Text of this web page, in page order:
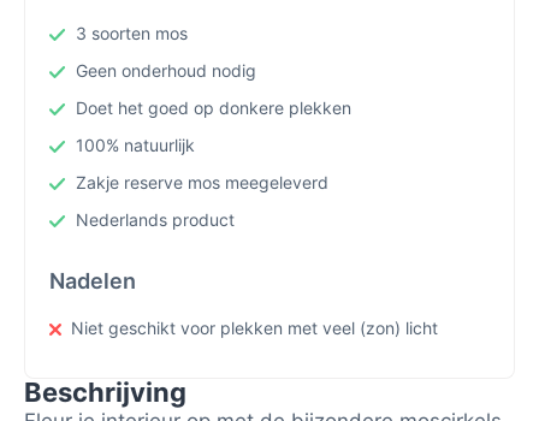
3 soorten mos
Geen onderhoud nodig
Doet het goed op donkere plekken
100% natuurlijk
Zakje reserve mos meegeleverd
Nederlands product
Nadelen
Niet geschikt voor plekken met veel (zon) licht
Beschrijving